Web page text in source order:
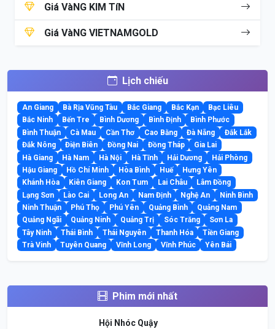
Giá VàNG KIM TíN
Giá VàNG VIETNAMGOLD
Lịch chiếu
An Giang Bà Rịa Vũng Tàu Bắc Giang Bắc Kạn
Bạc Liêu
Bắc Ninh
Bến Tre Bình Dương Bình Định
Bình Phước
Bình Thuận
Cà Mau Cần Thơ Cao Bằng Đà Nẵng
Đắk Lắk
Đắk Nông
Điện Biên Đồng Nai Đồng Tháp
Gia Lai
Hà Giang
Hà Nam Hà Nội Hà Tĩnh Hải Dương
Hải Phòng
Hậu Giang
Hồ Chí Minh Hòa Bình Huế
Hưng Yên
Khánh Hòa
Kiên Giang Kon Tum Lai Châu
Lâm Đồng
Lạng Sơn
Lào Cai Long An Nam Định Nghệ An
Ninh Bình
Ninh Thuận
Phú Thọ Phú Yên Quảng Bình
Quảng Nam
Quảng Ngãi
Quảng Ninh Quảng Trị Sóc Trăng
Sơn La
Tây Ninh
Thái Bình Thái Nguyên Thanh Hóa
Tiền Giang
Trà Vinh
Tuyên Quang Vĩnh Long Vĩnh Phúc Yên Bái
Phim mới nhất
Hội Nhóc Quậy